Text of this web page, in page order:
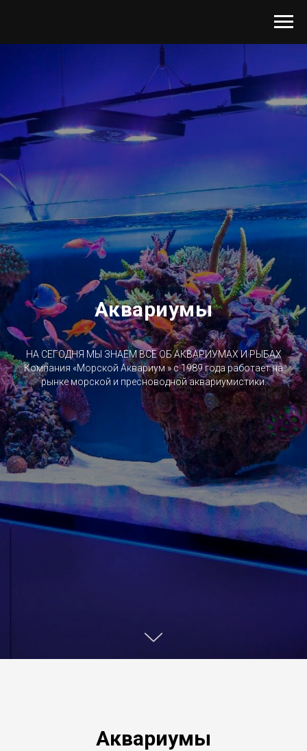
Аквариумы
НА СЕГОДНЯ МЫ ЗНАЕМ ВСЕ ОБ АКВАРИУМАХ И РЫБАХ
Компания «Морской Аквариум » с 1989 года работает на
рынке морской и пресноводной аквариумистики.
Аквариумы